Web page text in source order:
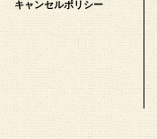
キャンセルポリシー